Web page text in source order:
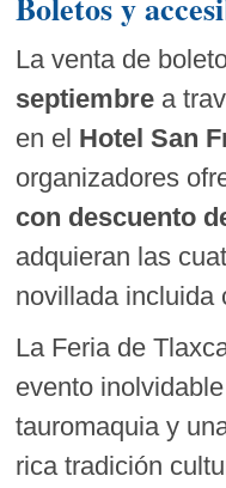
La venta de
septiembre a
en el Hotel San
organizadores
con descuento
adquieran las
novillada incluida
La Feria de
evento
tauromaquia y
rica tradición